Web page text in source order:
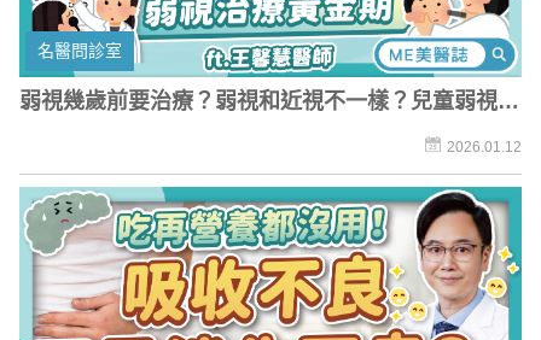
名醫問診室
弱視幾歲前要治療？弱視和近視不一樣？兒童弱視要
2026.01.12